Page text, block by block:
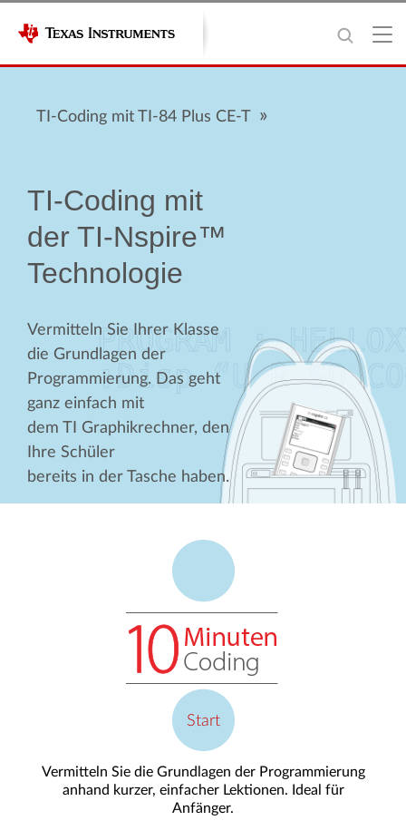
TI-Coding mit TI-84 Plus CE-T
TI-Coding mit
der TI-Nspire™
Technologie
Vermitteln Sie Ihrer Klasse
die Grundlagen der
Programmierung. Das geht
ganz einfach mit
dem TI Graphikrechner, den
Ihre Schüler
bereits in der Tasche haben.
Start
Vermitteln Sie die Grundlagen der Programmierung
anhand kurzer, einfacher Lektionen. Ideal für
Anfänger.